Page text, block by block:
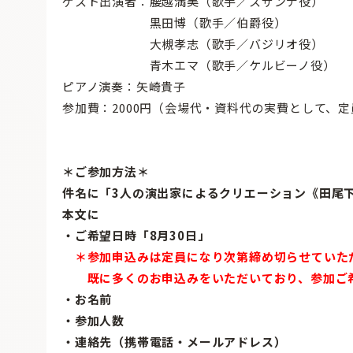
黒田博（歌手／伯爵役）
大槻孝志（歌手／バジリオ役）
青木エマ（歌手／ケルビーノ役）
ピアノ演奏：矢崎貴子
参加費：2000円（会場代・資料代の実費として、
＊ご参加方法＊
件名に「3人の演出家によるクリエーション《田尾
本文に
・ご希望日時「8月30日」
＊参加申込みは定員になり次第締め切らせていた
既に多くのお申込みをいただいており、参加ご
・お名前
・参加人数
・連絡先（携帯電話・メールアドレス）